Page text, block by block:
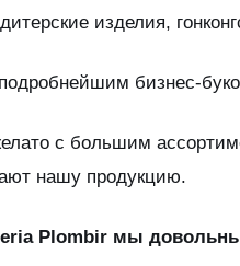
изделия,
бизнес-
с большим
нашу продукцию.
Plombir мы